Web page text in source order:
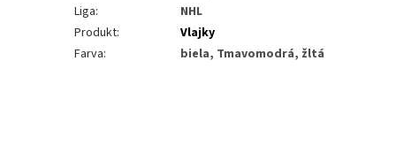
Liga:
NHL
Produkt:
Vlajky
Farva: biela, Tmavomodrá, žltá